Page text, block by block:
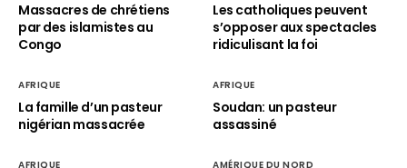
Massacres de chrétiens
par des islamistes au
Congo
Les catholiques peuvent
s’opposer aux spectacles
ridiculisant la foi
AFRIQUE
La famille d’un pasteur
nigérian massacrée
AFRIQUE
Soudan: un pasteur
assassiné
AFRIQUE AMÉRIQUE DU NORD